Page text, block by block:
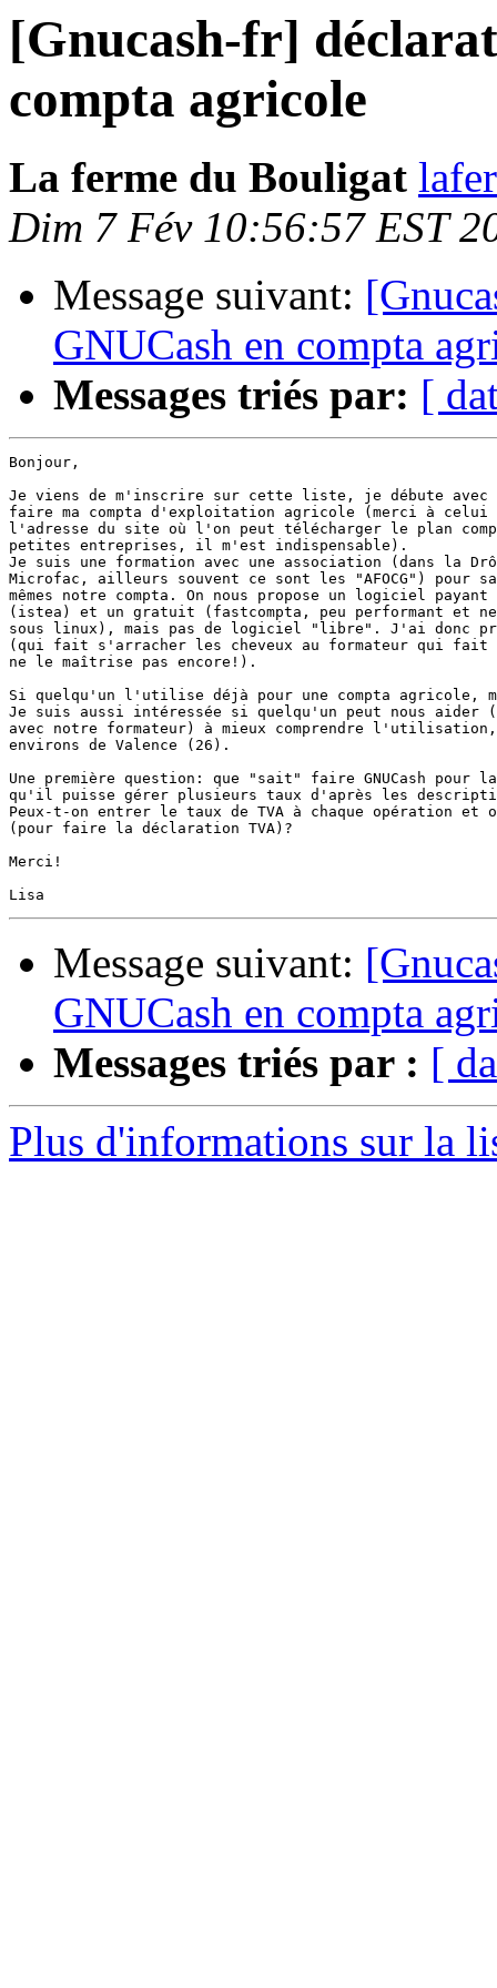
[Gnucash-fr]
compta agricole
La ferme du Bouligat
Dim 7 Fév 10:56:57 EST
Message suivant:
GNUCash en compta
Messages triés par: [
Bonjour,
Je viens de m'inscrire sur cette liste, je débute avec
faire ma compta d'exploitation agricole (merci à
l'adresse du site où l'on peut télécharger le plan
petites entreprises, il m'est indispensable).
Je suis une formation avec une association (dans la
Microfac, ailleurs souvent ce sont les "AFOCG") pour
mêmes notre compta. On nous propose un logiciel
(istea) et un gratuit (fastcompta, peu performant et
sous linux), mais pas de logiciel "libre". J'ai donc
(qui fait s'arracher les cheveux au formateur qui
ne le maîtrise pas encore!).
Si quelqu'un l'utilise déjà pour une compta agricole,
Je suis aussi intéressée si quelqu'un peut nous aider
avec notre formateur) à mieux comprendre l'utilisation,
environs de Valence (26).
Une première question: que "sait" faire GNUCash pour
qu'il puisse gérer plusieurs taux d'après les
Peux-t-on entrer le taux de TVA à chaque opération
(pour faire la déclaration TVA)?
Merci!
Message suivant:
GNUCash en compta
Messages triés par : [
Plus d'informations sur la